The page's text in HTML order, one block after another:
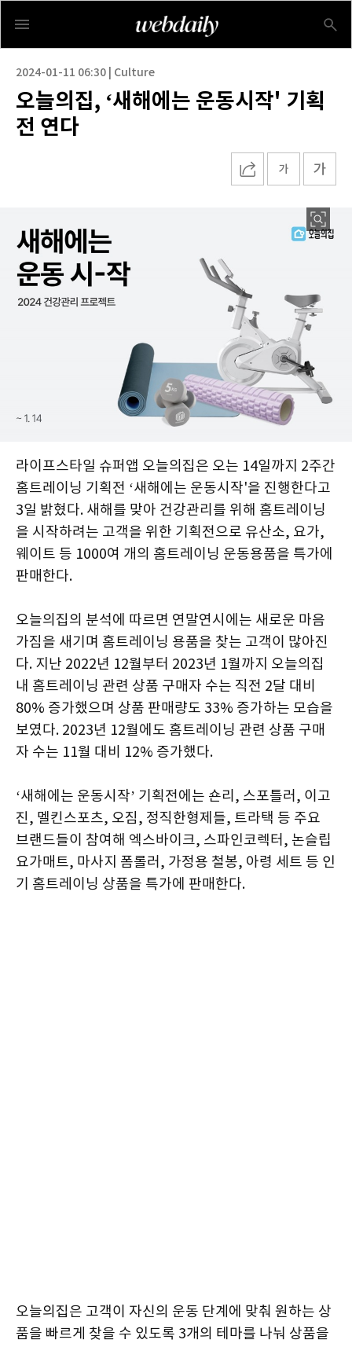
2024-01-11 06:30 | Culture
오늘의집, ‘새해에는 운동시작' 기획
전 연다
라이프스타일 슈퍼앱 오늘의집은 오는 14일까지 2주간
홈트레이닝 기획전 ‘새해에는 운동시작'을 진행한다고
3일 밝혔다. 새해를 맞아 건강관리를 위해 홈트레이닝
을 시작하려는 고객을 위한 기획전으로 유산소, 요가,
웨이트 등 1000여 개의 홈트레이닝 운동용품을 특가에
판매한다.
오늘의집의 분석에 따르면 연말연시에는 새로운 마음
가짐을 새기며 홈트레이닝 용품을 찾는 고객이 많아진
다. 지난 2022년 12월부터 2023년 1월까지 오늘의집
내 홈트레이닝 관련 상품 구매자 수는 직전 2달 대비
80% 증가했으며 상품 판매량도 33% 증가하는 모습을
보였다. 2023년 12월에도 홈트레이닝 관련 상품 구매
자 수는 11월 대비 12% 증가했다.
‘새해에는 운동시작’ 기획전에는 숀리, 스포틀러, 이고
진, 멜킨스포츠, 오짐, 정직한형제들, 트라택 등 주요
브랜드들이 참여해 엑스바이크, 스파인코렉터, 논슬립
요가매트, 마사지 폼롤러, 가정용 철봉, 아령 세트 등 인
기 홈트레이닝 상품을 특가에 판매한다.
오늘의집은 고객이 자신의 운동 단계에 맞춰 원하는 상
품을 빠르게 찾을 수 있도록 3개의 테마를 나눠 상품을